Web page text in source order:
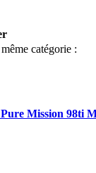
catégorie :
Mission 98ti